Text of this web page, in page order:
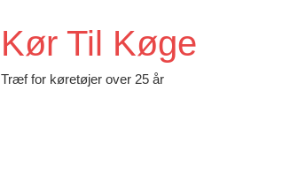
Kør Til Køge
Træf for køretøjer over 25 år